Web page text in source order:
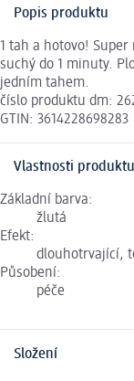
Popis produktu
1 tah a hotovo!
suchý do 1 minuty.
jedním tahem.
číslo produktu dm:
GTIN: 3614228698283
Vlastnosti produktu
Základní barva:
žlutá
Efekt:
dlouhotrvající,
Působení:
péče
Složení